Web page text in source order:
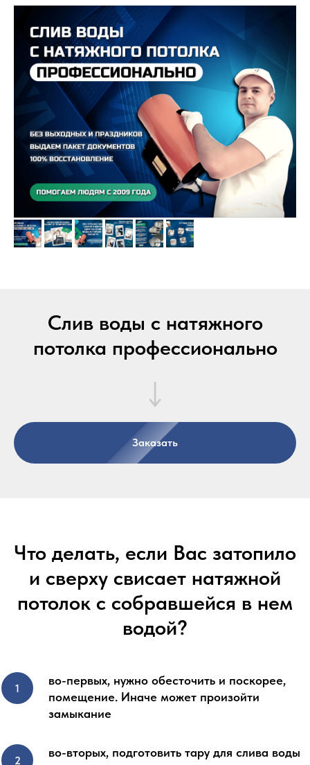
Слив воды с натяжного
потолка профессионально
Заказать
Что делать, если Вас затопило
и сверху свисает натяжной
потолок с собравшейся в нем
водой?
во-первых, нужно обесточить и поскорее,
помещение. Иначе может произойти
замыкание
во-вторых, подготовить тару для слива воды